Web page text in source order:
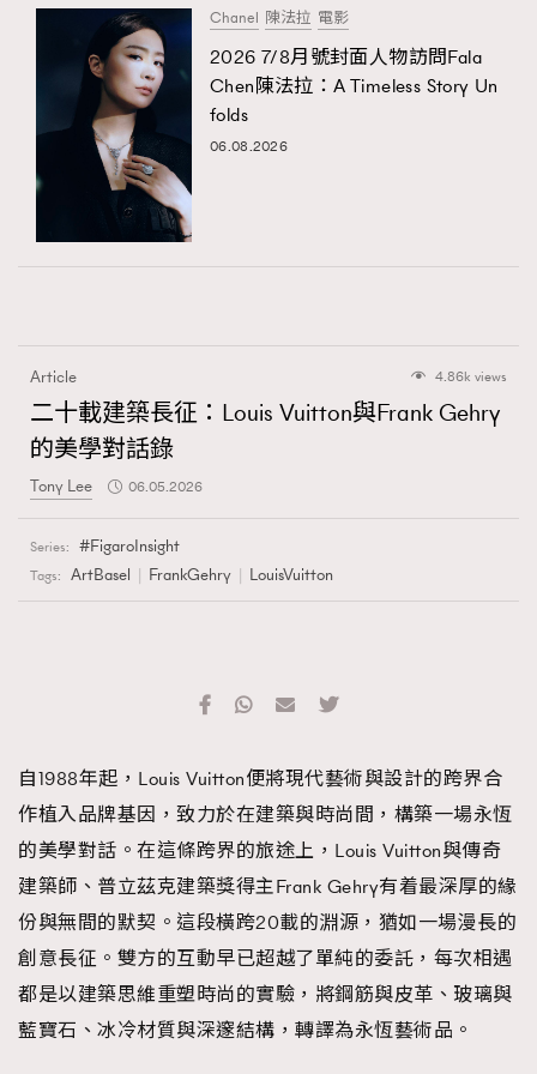
Chanel 陳法拉 電影
2026 7/8月號封面人物訪問Fala
Chen陳法拉：A Timeless Story Un
folds
06.08.2026
Article 4.86k views
二十載建築長征：Louis Vuitton與Frank Gehry
的美學對話錄
Tony Lee 06.05.2026
Series: FigaroInsight
Tags: ArtBasel FrankGehry LouisVuitton
自1988年起，Louis Vuitton便將現代藝術與設計的跨界合
作植入品牌基因，致力於在建築與時尚間，構築一場永恆
的美學對話。在這條跨界的旅途上，Louis Vuitton與傳奇
建築師、普立茲克建築獎得主Frank Gehry有着最深厚的緣
份與無間的默契。這段橫跨20載的淵源，猶如一場漫長的
創意長征。雙方的互動早已超越了單純的委託，每次相遇
都是以建築思維重塑時尚的實驗，將鋼筋與皮革、玻璃與
藍寶石、冰冷材質與深邃結構，轉譯為永恆藝術品。